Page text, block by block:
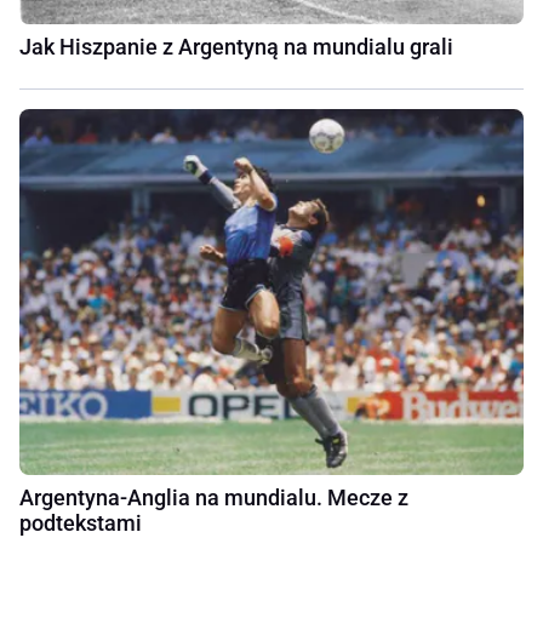
Jak Hiszpanie z Argentyną na mundialu grali
Argentyna-Anglia na mundialu. Mecze z
podtekstami